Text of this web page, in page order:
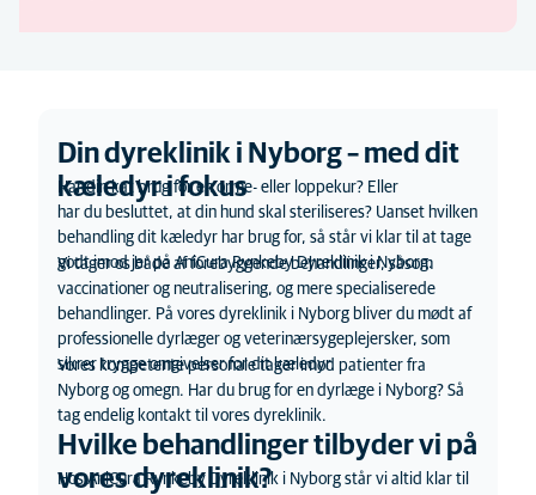
Din dyreklinik i Nyborg – med dit
kæledyr i fokus
Har din kat brug for en orme- eller loppekur? Eller
har du besluttet, at din hund skal steriliseres? Uanset hvilken
behandling dit kæledyr har brug for, så står vi klar til at tage
godt imod jer på AniCura Rynkeby Dyreklinik i Nyborg.
Vi tager os både af forebyggende behandlinger, såsom
vaccinationer og neutralisering, og mere specialiserede
behandlinger. På vores dyreklinik i Nyborg bliver du mødt af
professionelle dyrlæger og veterinærsygeplejersker, som
sikrer trygge omgivelser for dit kæledyr.
Vores kompetente personale tager imod patienter fra
Nyborg og omegn. Har du brug for en dyrlæge i Nyborg? Så
tag endelig kontakt til vores dyreklinik.
Hvilke behandlinger tilbyder vi på
vores dyreklinik?
Hos AniCura Rynkeby Dyreklinik i Nyborg står vi altid klar til